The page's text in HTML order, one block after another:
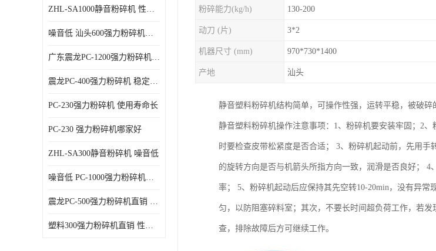
ZHL-SA1000静音粉碎机 性能稳定
噪音低 汕头600强力粉碎机直供
广东震龙PC-1200强力粉碎机 物超所值
震龙PC-400强力粉碎机 稳定性好
PC-230强力粉碎机 使用寿命长
PC-230 强力粉碎机哪家好
ZHL-SA300静音粉碎机 噪音低
噪音低 PC-1000强力粉碎机直供
震龙PC-500强力粉碎机直销 性价比高
塑料300强力粉碎机直销 性价比高
粉碎能力(kg/h) 130-200
动刀 (片) 3*2
机器尺寸 (mm) 970*730*1400
产地 汕头
静音塑料粉碎机结构简单，可操作性强，运转平稳，被破
静音塑料粉碎机操作注意事项：1、粉碎机要安装牢固；2
时要检查皮带松紧度是否合适； 3、粉碎机起动前，先用
的旋转方向是否与机箭头所指方向一致，润滑是否良好；
率； 5、粉碎机起动后应保持其先空转10-20min，没有异
匀，以防阻塞碎料室；其次，不要长时间超负荷工作，若
查，排除故障后方可继续工作。